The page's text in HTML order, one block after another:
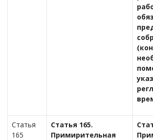
Статья
165
Статья 165.
Примирительная